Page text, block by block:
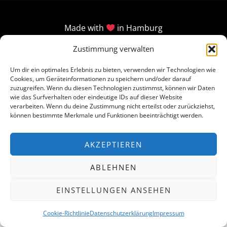
Zustimmung verwalten
Um dir ein optimales Erlebnis zu bieten, verwenden wir Technologien wie
Cookies, um Geräteinformationen zu speichern und/oder darauf
zuzugreifen. Wenn du diesen Technologien zustimmst, können wir Daten
wie das Surfverhalten oder eindeutige IDs auf dieser Website
verarbeiten. Wenn du deine Zustimmung nicht erteilst oder zurückziehst,
können bestimmte Merkmale und Funktionen beeinträchtigt werden.
AKZEPTIEREN
ABLEHNEN
EINSTELLUNGEN ANSEHEN
Cookie-RichtlinieDatenschutzerklärungImpressum
Made with in Hamburg